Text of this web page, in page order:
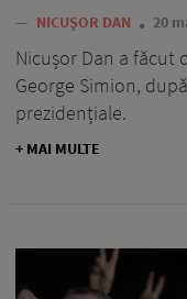
— NICUȘOR DAN 20
Nicușor Dan a făcut
George Simion,
prezidențiale.
+ MAI MULTE